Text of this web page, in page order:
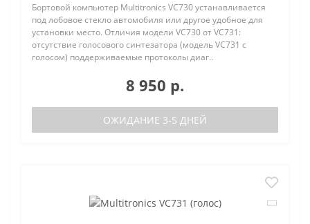
Бортовой компьютер Multitronics VC730 устанавливается
под лобовое стекло автомобиля или другое удобное для
установки место. Отличия модели VC730 от VC731:
отсутствие голосового синтезатора (модель VC731 с
голосом) поддерживаемые протоколы диаг..
8 950 р.
ОЖИДАНИЕ 3-5 ДНЕЙ